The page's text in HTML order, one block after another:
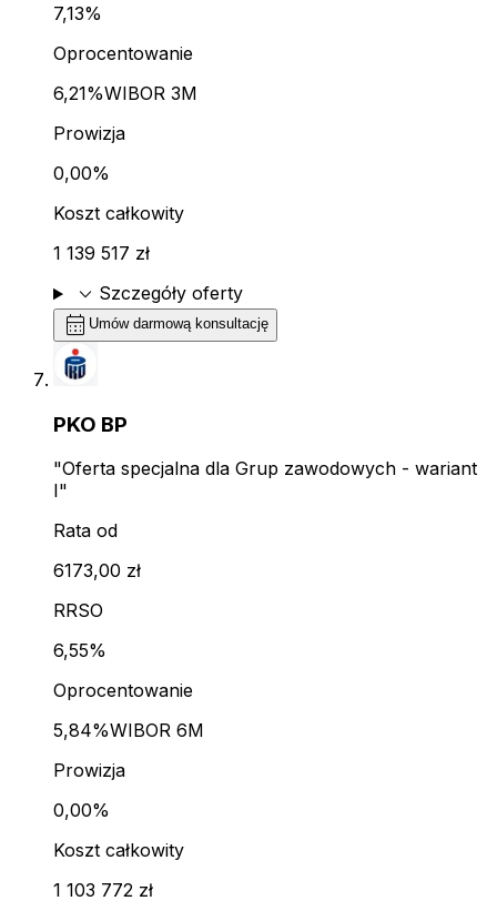
7,13%
Oprocentowanie
6,21%WIBOR 3M
Prowizja
0,00%
Koszt całkowity
1 139 517 zł
expand_more Szczegóły oferty
calendar_month Umów darmową konsultację
PKO BP
"Oferta specjalna dla Grup zawodowych - wariant
I"
Rata od
6173,00 zł
RRSO
6,55%
Oprocentowanie
5,84%WIBOR 6M
Prowizja
0,00%
Koszt całkowity
1 103 772 zł